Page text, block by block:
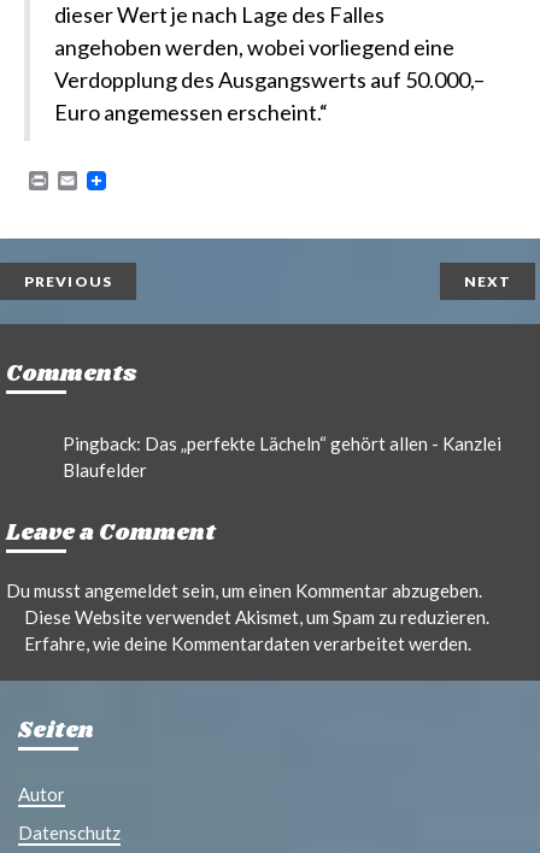
dieser Wert je nach Lage des Falles
angehoben werden, wobei vorliegend eine
Verdopplung des Ausgangswerts auf 50.000,–
Euro angemessen erscheint.“
P
n
t
E
i
l
PREVIOUS NEXT
Comments
Pingback: Das „perfekte Lächeln“ gehört allen - Kanzlei
Blaufelder
Leave a Comment
Du musstangemeldetsein, um einen Kommentar abzugeben.
Diese Website verwendet Akismet, um Spam zu reduzieren.
Erfahre, wie deine Kommentardaten verarbeitet werden.
Seiten
Autor
Datenschutz